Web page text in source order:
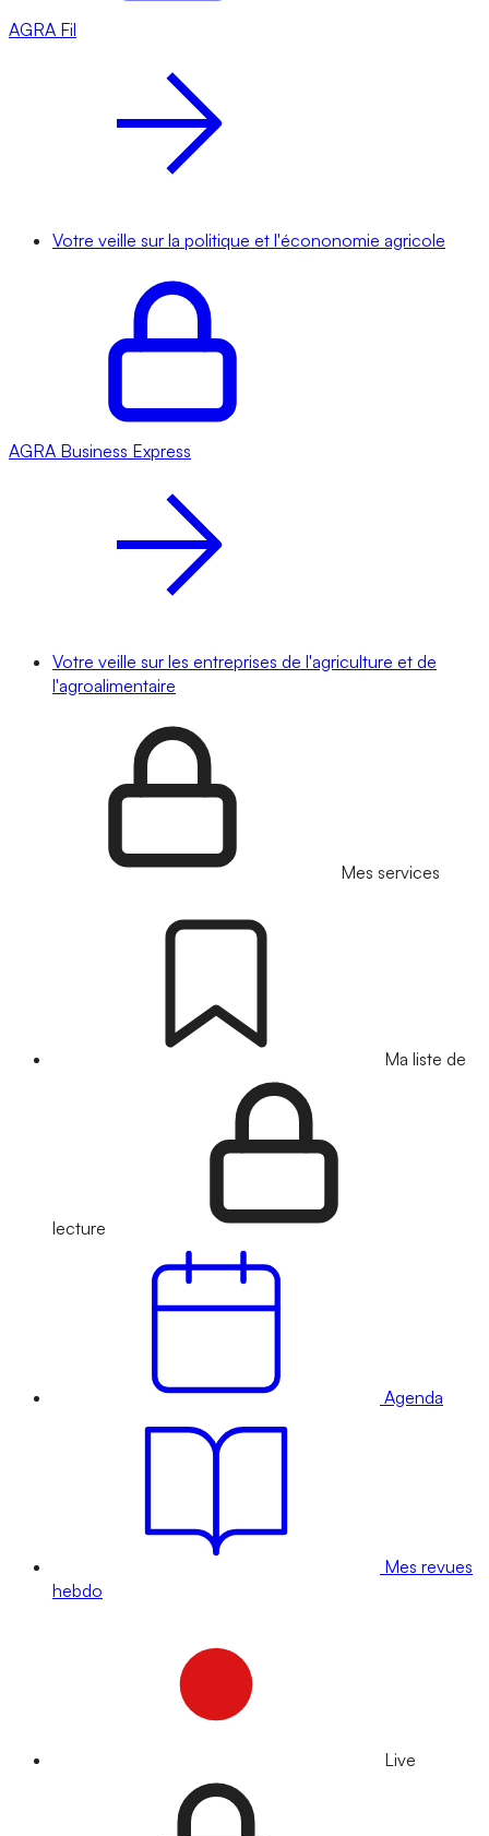
AGRA Fil
Votre veille sur la politique et l'écononomie agricole
AGRA Business Express
Votre veille sur les entreprises de l'agriculture et de
l'agroalimentaire
Mes services
Ma liste de
lecture
Agenda
Mes revues
hebdo
Live